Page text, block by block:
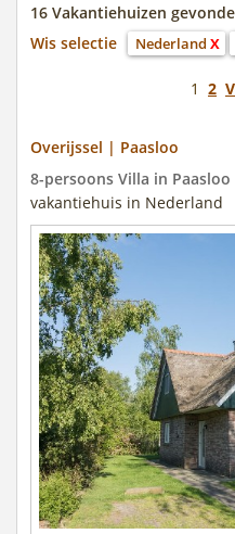
16 Vakantiehuizen
Wis selectie
Nederland X
1 2
Overijssel | Paasloo
8-persoons Villa in Paasloo
vakantiehuis in Nederland